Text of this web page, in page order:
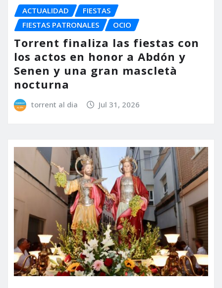
ACTUALIDAD
FIESTAS
FIESTAS PATRONALES
OCIO
Torrent finaliza las fiestas con
los actos en honor a Abdón y
Senen y una gran mascletà
nocturna
torrent al dia Jul 31, 2026